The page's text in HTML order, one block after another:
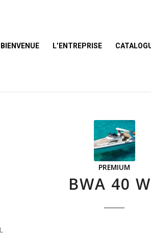
BIENVENUE L’ENTREPRISE
PREMIUM
BWA 40